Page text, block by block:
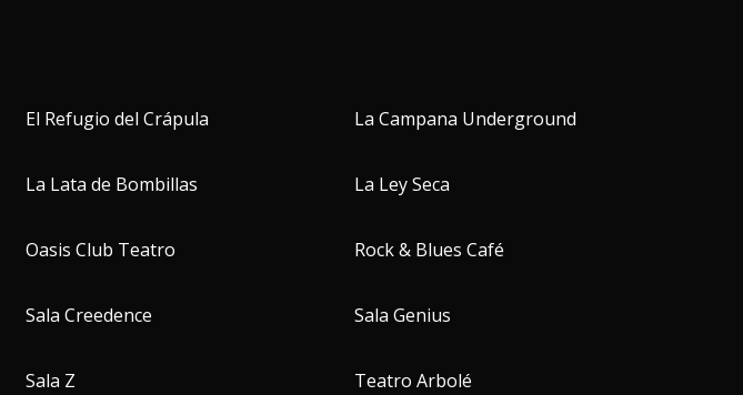
El Refugio del Crápula La Campana Underground
La Lata de Bombillas La Ley Seca
Oasis Club Teatro Rock & Blues Café
Sala Creedence Sala Genius
Sala Z Teatro Arbolé